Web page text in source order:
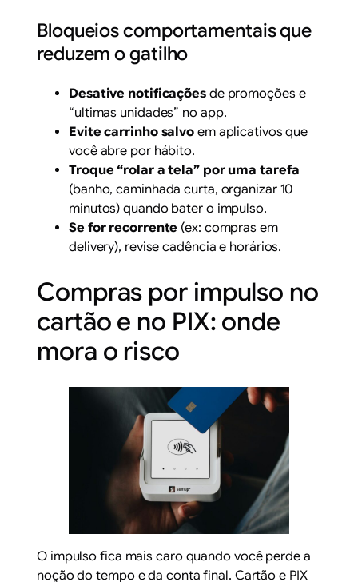
Bloqueios comportamentais que
reduzem o gatilho
Desative notificaçõesde promoções e
“ultimas unidades” no app.
Evite carrinho salvo em aplicativos que
você abre por hábito.
Troque “rolar a tela” por uma tarefa
(banho, caminhada curta, organizar 10
minutos) quando bater o impulso.
Se for recorrente (ex: compras em
delivery), revise cadência e horários.
Compras por impulso no
cartão e no PIX: onde
mora o risco
O impulso fica mais caro quando você perde a
noção do tempo e da conta final. Cartão e PIX